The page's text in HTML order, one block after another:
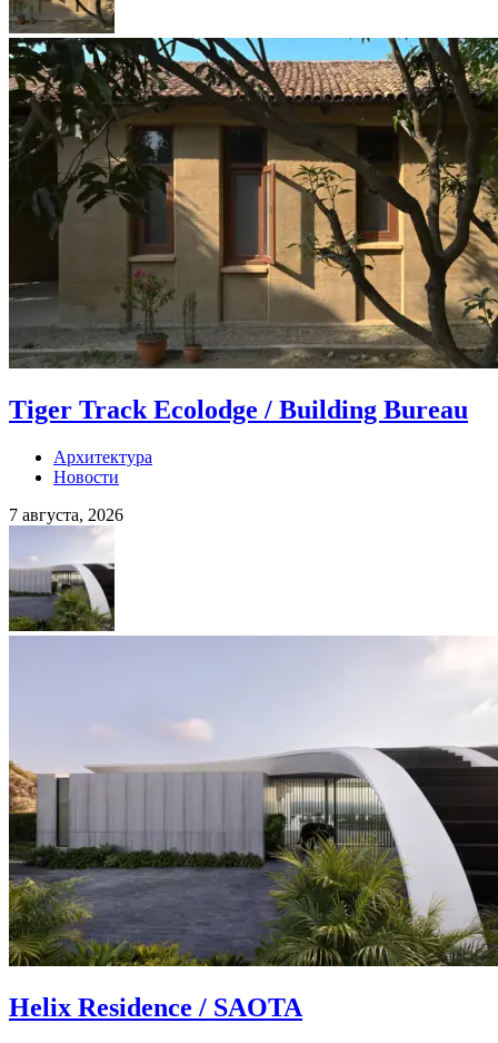
Tiger Track Ecolodge / Building Bureau
Архитектура
Новости
7 августа, 2026
Helix Residence / SAOTA